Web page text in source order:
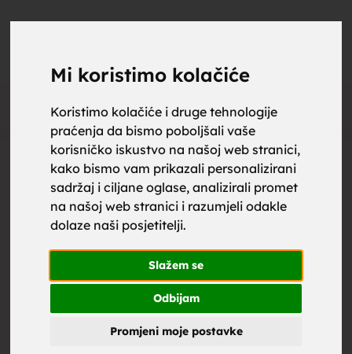
Mi koristimo kolačiće
Koristimo kolačiće i druge tehnologije
praćenja da bismo poboljšali vaše
korisničko iskustvo na našoj web stranici,
kako bismo vam prikazali personalizirani
sadržaj i ciljane oglase, analizirali promet
na našoj web stranici i razumjeli odakle
dolaze naši posjetitelji.
Slažem se
Odbijam
Promjeni moje postavke
Oglas
upoznaj
za brak,
zene za